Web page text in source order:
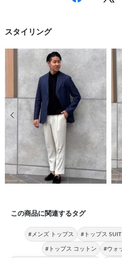
スタイリング
前の画像
この商品に関連するタグ
#メンズ トップス #トップス SUIT
#トップス コットン #ウォ